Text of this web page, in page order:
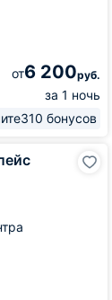
от6 200руб.
за 1 ночь
310 бонусов